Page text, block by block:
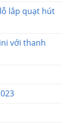
lắp quạt hút
với thanh